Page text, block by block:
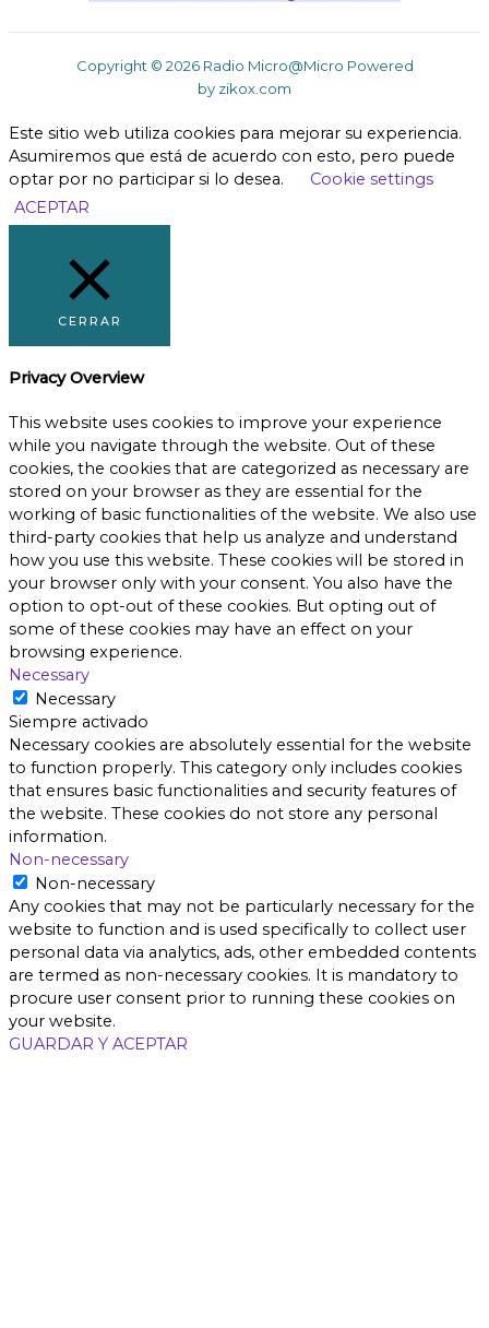
Copyright © 2026 Radio Micro@Micro Powered
by zikox.com
Este sitio web utiliza cookies para mejorar su experiencia.
Asumiremos que está de acuerdo con esto, pero puede
optar por no participar si lo desea.
Cookie settings
ACEPTAR
CERRAR
Privacy Overview
This website uses cookies to improve your experience
while you navigate through the website. Out of these
cookies, the cookies that are categorized as necessary are
stored on your browser as they are essential for the
working of basic functionalities of the website. We also use
third-party cookies that help us analyze and understand
how you use this website. These cookies will be stored in
your browser only with your consent. You also have the
option to opt-out of these cookies. But opting out of
some of these cookies may have an effect on your
browsing experience.
Necessary
Necessary
Siempre activado
Necessary cookies are absolutely essential for the website
to function properly. This category only includes cookies
that ensures basic functionalities and security features of
the website. These cookies do not store any personal
information.
Non-necessary
Non-necessary
Any cookies that may not be particularly necessary for the
website to function and is used specifically to collect user
personal data via analytics, ads, other embedded contents
are termed as non-necessary cookies. It is mandatory to
procure user consent prior to running these cookies on
your website.
GUARDAR Y ACEPTAR